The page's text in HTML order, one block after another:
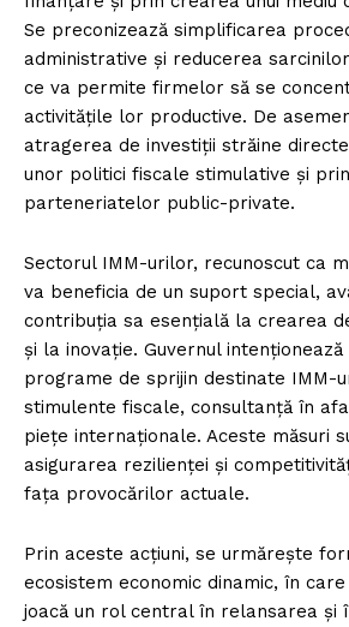
Se preconizează simplificarea
administrative și reducerea
ce va permite firmelor să se
activitățile lor productive. De
atragerea de investiții străine
unor politici fiscale stimulative și
parteneriatelor public-private.
Sectorul IMM-urilor, recunoscut ca
va beneficia de un suport special,
contribuția sa esențială la crearea
și la inovație. Guvernul intenționează
programe de sprijin destinate IMM-
stimulente fiscale, consultanță în
piețe internaționale. Aceste măsuri
asigurarea rezilienței și
fața provocărilor actuale.
Prin aceste acțiuni, se urmărește
ecosistem economic dinamic, în
joacă un rol central în relansarea și